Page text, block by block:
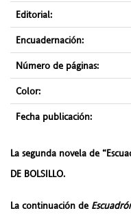
Editorial:
Encuadernación:
Número de páginas:
Color:
Fecha publicación:
La segunda novela de
DE BOLSILLO.
La continuación de